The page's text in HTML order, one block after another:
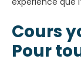
Cours
Pour